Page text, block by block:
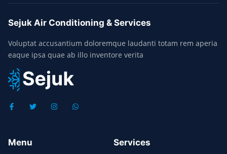
Sejuk Air Conditioning & Services
Voluptat accusantium doloremque laudanti totam rem aperia
eaque ipsa quae ab illo inventore verita
Menu Services